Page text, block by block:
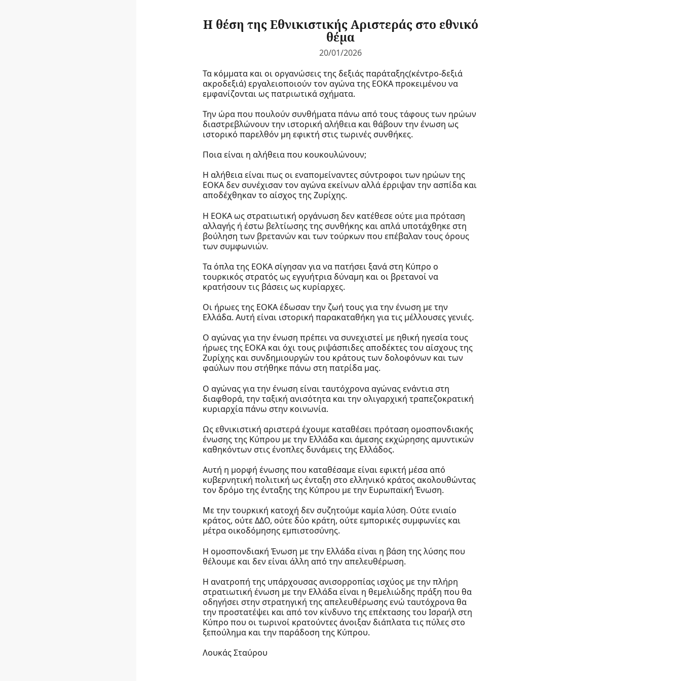
Η θέση της Εθνικιστικής Αριστεράς στο εθνικό
θέμα
20/01/2026
Τα κόμματα και οι οργανώσεις της δεξιάς παράταξης(κέντρο-δεξιά
ακροδεξιά) εργαλειοποιούν τον αγώνα της ΕΟΚΑ προκειμένου να
εμφανίζονται ως πατριωτικά σχήματα.
Την ώρα που πουλούν συνθήματα πάνω από τους τάφους των ηρώων
διαστρεβλώνουν την ιστορική αλήθεια και θάβουν την ένωση ως
ιστορικό παρελθόν μη εφικτή στις τωρινές συνθήκες.
Ποια είναι η αλήθεια που κουκουλώνουν;
Η αλήθεια είναι πως οι εναπομείναντες σύντροφοι των ηρώων της
ΕΟΚΑ δεν συνέχισαν τον αγώνα εκείνων αλλά έρριψαν την ασπίδα και
αποδέχθηκαν το αίσχος της Ζυρίχης.
Η ΕΟΚΑ ως στρατιωτική οργάνωση δεν κατέθεσε ούτε μια πρόταση
αλλαγής ή έστω βελτίωσης της συνθήκης και απλά υποτάχθηκε στη
βούληση των βρετανών και των τούρκων που επέβαλαν τους όρους
των συμφωνιών.
Τα όπλα της ΕΟΚΑ σίγησαν για να πατήσει ξανά στη Κύπρο ο
τουρκικός στρατός ως εγγυήτρια δύναμη και οι βρετανοί να
κρατήσουν τις βάσεις ως κυρίαρχες.
Οι ήρωες της ΕΟΚΑ έδωσαν την ζωή τους για την ένωση με την
Ελλάδα. Αυτή είναι ιστορική παρακαταθήκη για τις μέλλουσες γενιές.
Ο αγώνας για την ένωση πρέπει να συνεχιστεί με ηθική ηγεσία τους
ήρωες της ΕΟΚΑ και όχι τους ριψάσπιδες αποδέκτες του αίσχους της
Ζυρίχης και συνδημιουργών του κράτους των δολοφόνων και των
φαύλων που στήθηκε πάνω στη πατρίδα μας.
Ο αγώνας για την ένωση είναι ταυτόχρονα αγώνας ενάντια στη
διαφθορά, την ταξική ανισότητα και την ολιγαρχική τραπεζοκρατική
κυριαρχία πάνω στην κοινωνία.
Ως εθνικιστική αριστερά έχουμε καταθέσει πρόταση ομοσπονδιακής
ένωσης της Κύπρου με την Ελλάδα και άμεσης εκχώρησης αμυντικών
καθηκόντων στις ένοπλες δυνάμεις της Ελλάδος.
Αυτή η μορφή ένωσης που καταθέσαμε είναι εφικτή μέσα από
κυβερνητική πολιτική ως ένταξη στο ελληνικό κράτος ακολουθώντας
τον δρόμο της ένταξης της Κύπρου με την Ευρωπαϊκή Ένωση.
Με την τουρκική κατοχή δεν συζητούμε καμία λύση. Ούτε ενιαίο
κράτος, ούτε ΔΔΟ, ούτε δύο κράτη, ούτε εμπορικές συμφωνίες και
μέτρα οικοδόμησης εμπιστοσύνης.
Η ομοσπονδιακή Ένωση με την Ελλάδα είναι η βάση της λύσης που
θέλουμε και δεν είναι άλλη από την απελευθέρωση.
Η ανατροπή της υπάρχουσας ανισορροπίας ισχύος με την πλήρη
στρατιωτική ένωση με την Ελλάδα είναι η θεμελιώδης πράξη που θα
οδηγήσει στην στρατηγική της απελευθέρωσης ενώ ταυτόχρονα θα
την προστατέψει και από τον κίνδυνο της επέκτασης του Ισραήλ στη
Κύπρο που οι τωρινοί κρατούντες άνοιξαν διάπλατα τις πύλες στο
ξεπούλημα και την παράδοση της Κύπρου.
Λουκάς Σταύρου